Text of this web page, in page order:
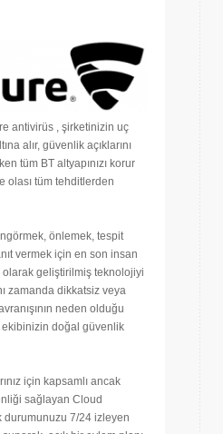
antivirüs , şirketinizin uç
alır, güvenlik açıklarını
tüm BT altyapınızı korur
olası tüm tehditlerden
önlemek, tespit
vermek için en son insan
olarak geliştirilmiş teknolojiyi
zamanda dikkatsiz veya
neden olduğu
ekibinizin doğal güvenlik
için kapsamlı ancak
sağlayan Cloud
durumunuzu 7/24 izleyen